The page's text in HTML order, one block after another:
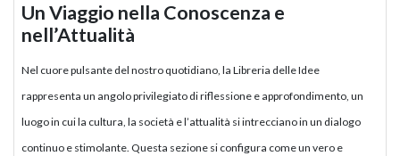
Un Viaggio nella Conoscenza e
nell’Attualità
Nel cuore pulsante del nostro quotidiano, la Libreria delle Idee
rappresenta un angolo privilegiato di riflessione e approfondimento, un
luogo in cui la cultura, la società e l’attualità si intrecciano in un dialogo
continuo e stimolante. Questa sezione si configura come un vero e